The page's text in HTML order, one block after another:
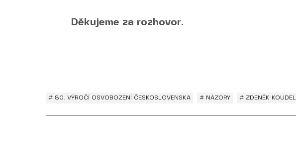
Děkujeme za rozhovor.
# 80. VÝROČÍ OSVOBOZENÍ ČESKOSLOVENSKA # NÁZORY # ZDENĚK